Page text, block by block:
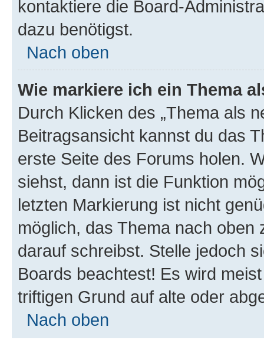
kontaktiere die Board-
dazu benötigst.
Nach oben
Wie markiere ich ein Thema
Durch Klicken des „Thema als
Beitragsansicht kannst du das
erste Seite des Forums holen.
siehst, dann ist die Funktion
letzten Markierung ist nicht
möglich, das Thema nach oben
darauf schreibst. Stelle jedoch
Boards beachtest! Es wird
triftigen Grund auf alte oder
Nach oben